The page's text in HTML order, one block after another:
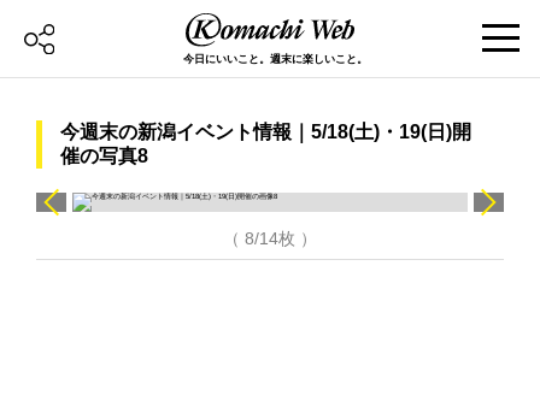
今日にいいこと。週末に楽しいこと。
今週末の新潟イベント情報｜5/18(土)・19(日)開
催の写真8
（ 8/14枚 ）